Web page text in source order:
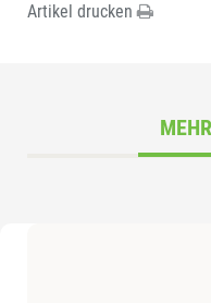
Artikel drucken